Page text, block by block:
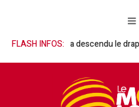
FLASH INFOS:
qui a descendu le drapeau de